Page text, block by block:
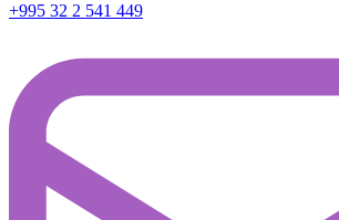
+995 32 2 541 449